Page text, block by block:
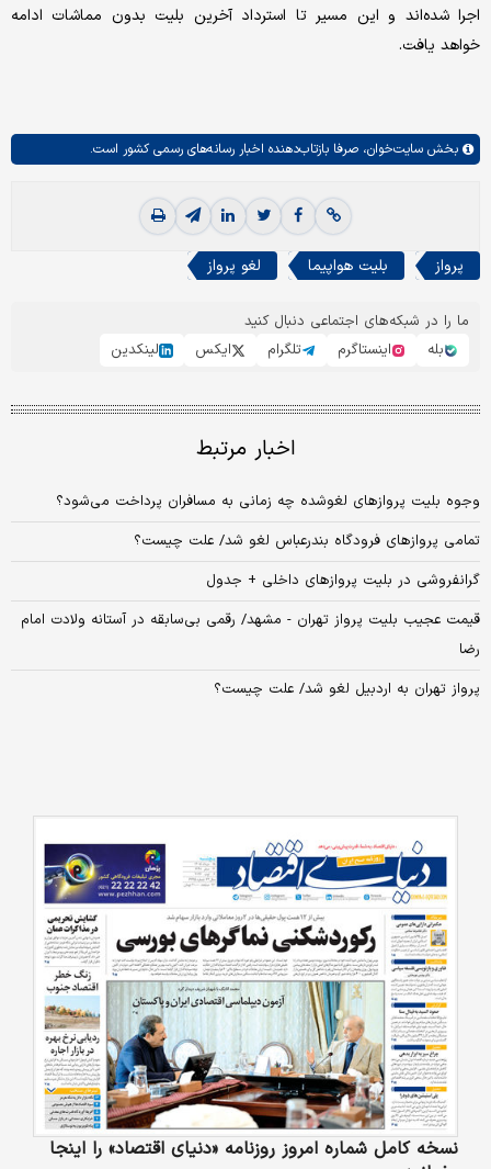
اجرا شده‌اند و این مسیر تا استرداد آخرین بلیت بدون مماشات ادامه
خواهد یافت.
بخش سایت‌خوان، صرفا بازتاب‌دهنده اخبار رسانه‌های رسمی کشور است.
پرواز بلیت هواپیما لغو پرواز
ما را در شبکه‌های اجتماعی دنبال کنید
بله
اینستاگرم تلگرام ایکس لینکدین
اخبار مرتبط
وجوه بلیت پروازهای لغوشده چه زمانی به مسافران پرداخت می‌شود؟
تمامی پرواز‌های فرودگاه بندرعباس لغو شد/ علت چیست؟
گرانفروشی در بلیت پروازهای داخلی + جدول
قیمت عجیب بلیت پرواز تهران - مشهد/ رقمی بی‌سابقه در آستانه ولادت امام
رضا
پرواز تهران به اردبیل لغو شد/ علت چیست؟
نسخه کامل شماره امروز روزنامه «دنیای‌ اقتصاد» را اینجا